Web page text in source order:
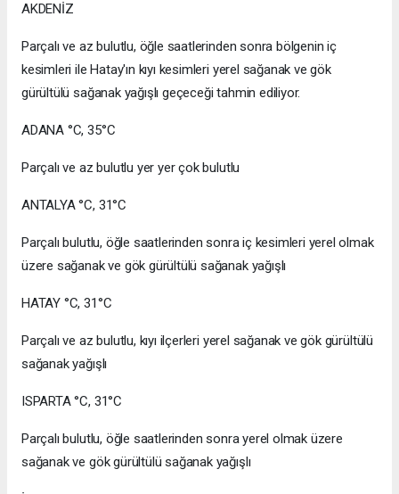
AKDENİZ
Parçalı ve az bulutlu, öğle saatlerinden sonra bölgenin iç
kesimleri ile Hatay'ın kıyı kesimleri yerel sağanak ve gök
gürültülü sağanak yağışlı geçeceği tahmin ediliyor.
ADANA °C, 35°C
Parçalı ve az bulutlu yer yer çok bulutlu
ANTALYA °C, 31°C
Parçalı bulutlu, öğle saatlerinden sonra iç kesimleri yerel olmak
üzere sağanak ve gök gürültülü sağanak yağışlı
HATAY °C, 31°C
Parçalı ve az bulutlu, kıyı ilçerleri yerel sağanak ve gök gürültülü
sağanak yağışlı
ISPARTA °C, 31°C
Parçalı bulutlu, öğle saatlerinden sonra yerel olmak üzere
sağanak ve gök gürültülü sağanak yağışlı